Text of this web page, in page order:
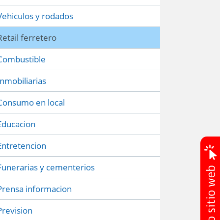
y rodados
ferretero
en local
y cementerios
informacion